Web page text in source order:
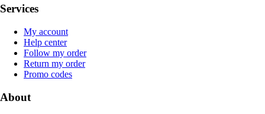
Services
My account
Help center
Follow my order
Return my order
Promo codes
About